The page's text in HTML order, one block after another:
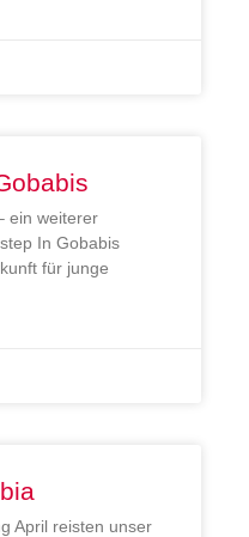
ein weiterer
In Gobabis
für junge
April reisten unser